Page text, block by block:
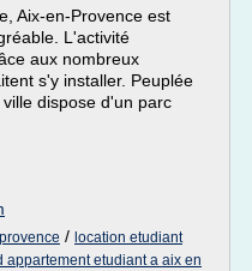
Aix-en-Provence est
L'activité
aux nombreux
s'y installer. Peuplée
dispose d'un parc
/ location etudiant
appartement etudiant a aix en